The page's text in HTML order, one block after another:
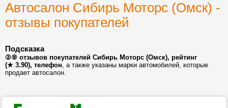
Автосалон Сибирь Моторс (Омск) -
отзывы покупателей
Подсказка
②⑨ отзывов покупателей Сибирь Моторс (Омск), рейтинг
(★ 3.90), телефон, а также указаны марки автомобилей, которые
продает автосалон.